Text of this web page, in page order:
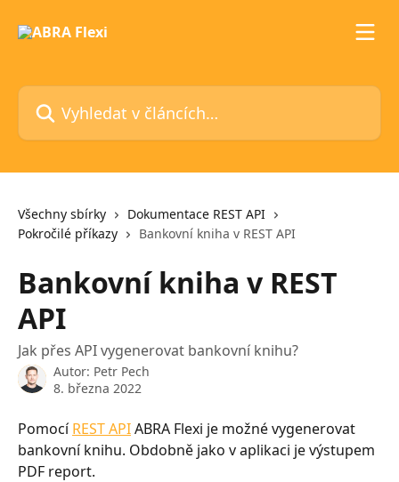
Vyhledat v článcích…
Všechny sbírky
Dokumentace REST API
Pokročilé příkazy
Bankovní kniha v REST API
Bankovní kniha v REST
API
Jak přes API vygenerovat bankovní knihu?
Autor: Petr Pech
8. března 2022
Pomocí REST API ABRA Flexi je možné vygenerovat
bankovní knihu. Obdobně jako v aplikaci je výstupem
PDF report.